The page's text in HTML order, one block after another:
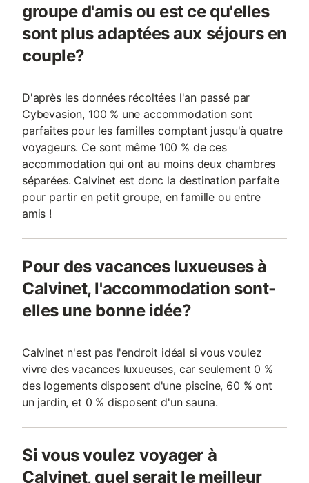
groupe d'amis ou est ce qu'elles
sont plus adaptées aux séjours en
couple?
D'après les données récoltées l'an passé par
Cybevasion, 100 % une accommodation sont
parfaites pour les familles comptant jusqu'à quatre
voyageurs. Ce sont même 100 % de ces
accommodation qui ont au moins deux chambres
séparées. Calvinet est donc la destination parfaite
pour partir en petit groupe, en famille ou entre
amis !
Pour des vacances luxueuses à
Calvinet, l'accommodation sont-
elles une bonne idée?
Calvinet n'est pas l'endroit idéal si vous voulez
vivre des vacances luxueuses, car seulement 0 %
des logements disposent d'une piscine, 60 % ont
un jardin, et 0 % disposent d'un sauna.
Si vous voulez voyager à
Calvinet, quel serait le meilleur